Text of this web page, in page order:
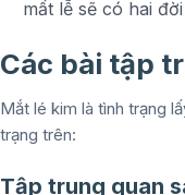
mất lễ sẽ có hai
Các bài tập
Mắt lé kim là tình trạng
trạng trên:
Tập trung quan